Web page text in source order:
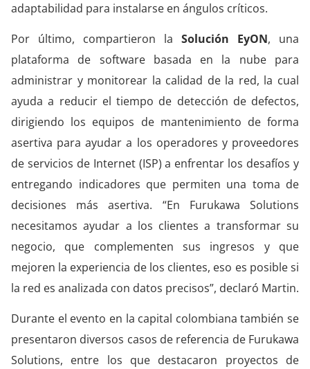
adaptabilidad para instalarse en ángulos críticos.
Por último, compartieron la Solución EyON, una
plataforma de software basada en la nube para
administrar y monitorear la calidad de la red, la cual
ayuda a reducir el tiempo de detección de defectos,
dirigiendo los equipos de mantenimiento de forma
asertiva para ayudar a los operadores y proveedores
de servicios de Internet (ISP) a enfrentar los desafíos y
entregando indicadores que permiten una toma de
decisiones más asertiva. “En Furukawa Solutions
necesitamos ayudar a los clientes a transformar su
negocio, que complementen sus ingresos y que
mejoren la experiencia de los clientes, eso es posible si
la red es analizada con datos precisos”, declaró Martin.
Durante el evento en la capital colombiana también se
presentaron diversos casos de referencia de Furukawa
Solutions, entre los que destacaron proyectos de